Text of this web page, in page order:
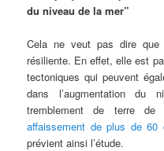
du niveau de la mer”
Cela ne veut pas dire
résiliente. En effet, elle est
tectoniques qui peuvent
dans l’augmentation
tremblement de terre de
affaissement de plus de
prévient ainsi l’étude.